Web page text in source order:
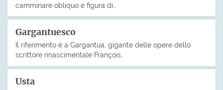
camminare obliquo è figura di…
Gargantuesco
Il riferimento è a Gargantua, gigante delle opere dello
scrittore rinascimentale François…
Usta